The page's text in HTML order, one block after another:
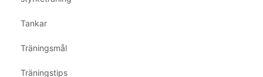
Tankar
Träningsmål
Träningstips